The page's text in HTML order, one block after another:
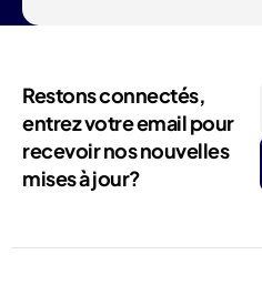
Restons connectés,
entrez votre email pour
recevoir nos nouvelles
mises à jour?